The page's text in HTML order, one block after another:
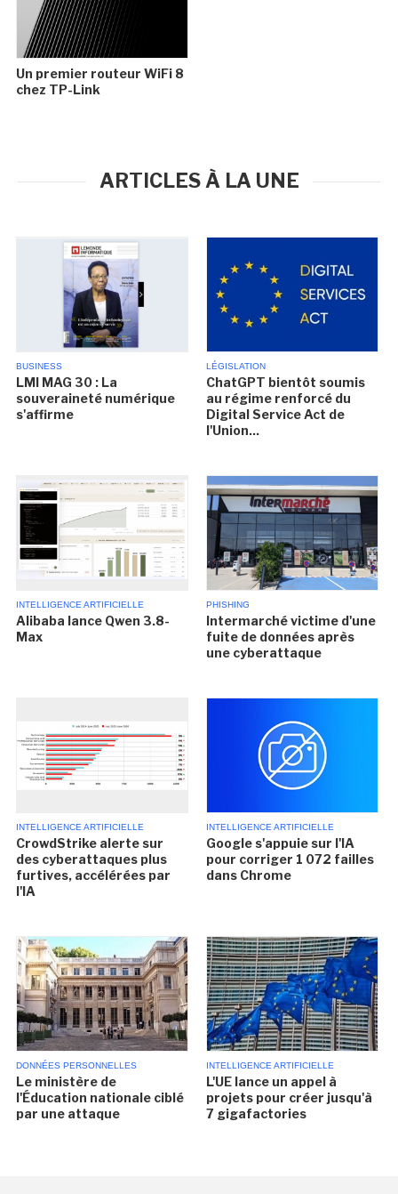
Un premier routeur WiFi 8
chez TP-Link
ARTICLES À LA UNE
BUSINESS
LMI MAG 30 : La
souveraineté numérique
s'affirme
LÉGISLATION
ChatGPT bientôt soumis
au régime renforcé du
Digital Service Act de
l'Union...
INTELLIGENCE ARTIFICIELLE
Alibaba lance Qwen 3.8-
Max
PHISHING
Intermarché victime d'une
fuite de données après
une cyberattaque
INTELLIGENCE ARTIFICIELLE
CrowdStrike alerte sur
des cyberattaques plus
furtives, accélérées par
l'IA
INTELLIGENCE ARTIFICIELLE
Google s'appuie sur l'IA
pour corriger 1 072 failles
dans Chrome
DONNÉES PERSONNELLES
Le ministère de
l'Éducation nationale ciblé
par une attaque
INTELLIGENCE ARTIFICIELLE
L'UE lance un appel à
projets pour créer jusqu'à
7 gigafactories